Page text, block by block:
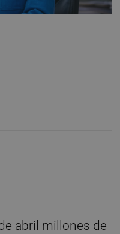
abril millones de